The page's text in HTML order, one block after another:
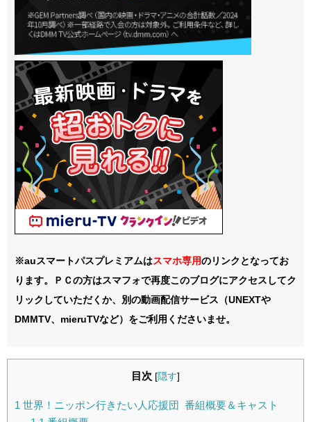
※auスマートパスプレミアムはスマホ専用のリンクとなってお
ります。ＰＣの方はスマフォで再度このブログにアクセスしてク
リックしていただくか、別の動画配信サービス（UNEXTや
DMMTV、mieruTVなど）をご利用くださいませ。
目次 [隠す]
1 世界！ニッポン行きたい人応援団 番組概要＆キャスト